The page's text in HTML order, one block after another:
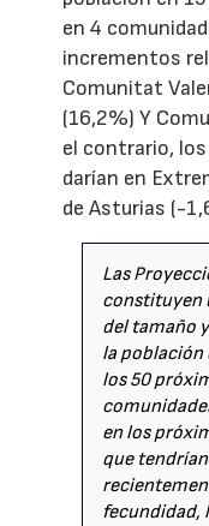
en 4
incrementos
Comunitat
(16,2%) Y
el contrario,
darían en
de Asturias (-
Las
constituyen
del tamaño
la población
los 50
en los
que
fecundidad,